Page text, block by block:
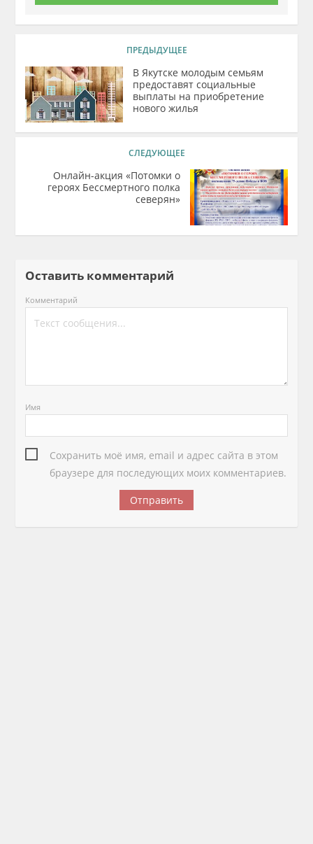
ПРЕДЫДУЩЕЕ
В Якутске молодым семьям
предоставят социальные
выплаты на приобретение
нового жилья
СЛЕДУЮЩЕЕ
Онлайн-акция «Потомки о
героях Бессмертного полка
северян»
Оставить комментарий
Комментарий
Имя
Сохранить моё имя, email и адрес сайта в этом
браузере для последующих моих комментариев.